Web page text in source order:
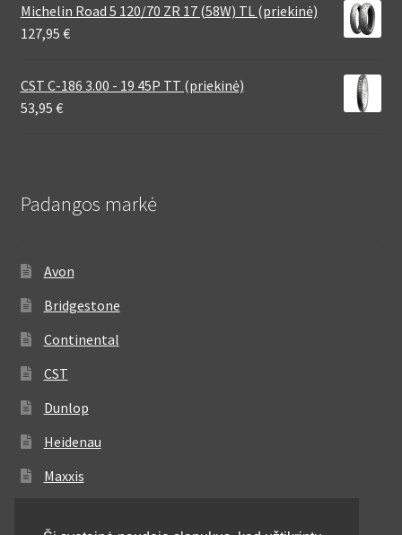
Michelin Road 5 120/70 ZR 17 (58W) TL (priekinė)
127,95 €
CST C-186 3.00 - 19 45P TT (priekinė)
53,95 €
Padangos markė
Avon
Bridgestone
Continental
CST
Dunlop
Heidenau
Maxxis